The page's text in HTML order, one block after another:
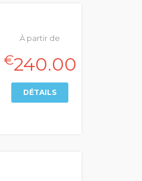
À partir de
€240.00
DÉTAILS